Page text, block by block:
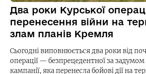
Два роки Курської
перенесення війни на
злам планів Кремля
Сьогодні виповнюється два роки від
операції — безпрецедентної за
кампанії, яка перенесла бойові дії на